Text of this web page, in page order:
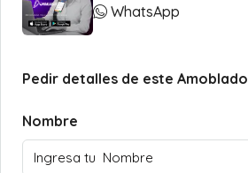
WhatsApp
Pedir detalles de este Amoblado
Nombre